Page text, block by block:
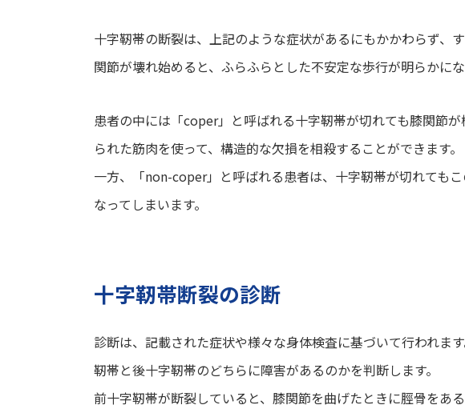
十字靭帯の断裂は、上記のような症状があるにもかかわらず、
関節が壊れ始めると、ふらふらとした不安定な歩行が明らかにな
患者の中には「coper」と呼ばれる十字靭帯が切れても膝関節
られた筋肉を使って、構造的な欠損を相殺することができます。
一方、「non-coper」と呼ばれる患者は、十字靭帯が切れても
なってしまいます。
十字靭帯断裂の診断
診断は、記載された症状や様々な身体検査に基づいて行われま
靭帯と後十字靭帯のどちらに障害があるのかを判断します。
前十字靭帯が断裂していると、膝関節を曲げたときに脛骨をあ